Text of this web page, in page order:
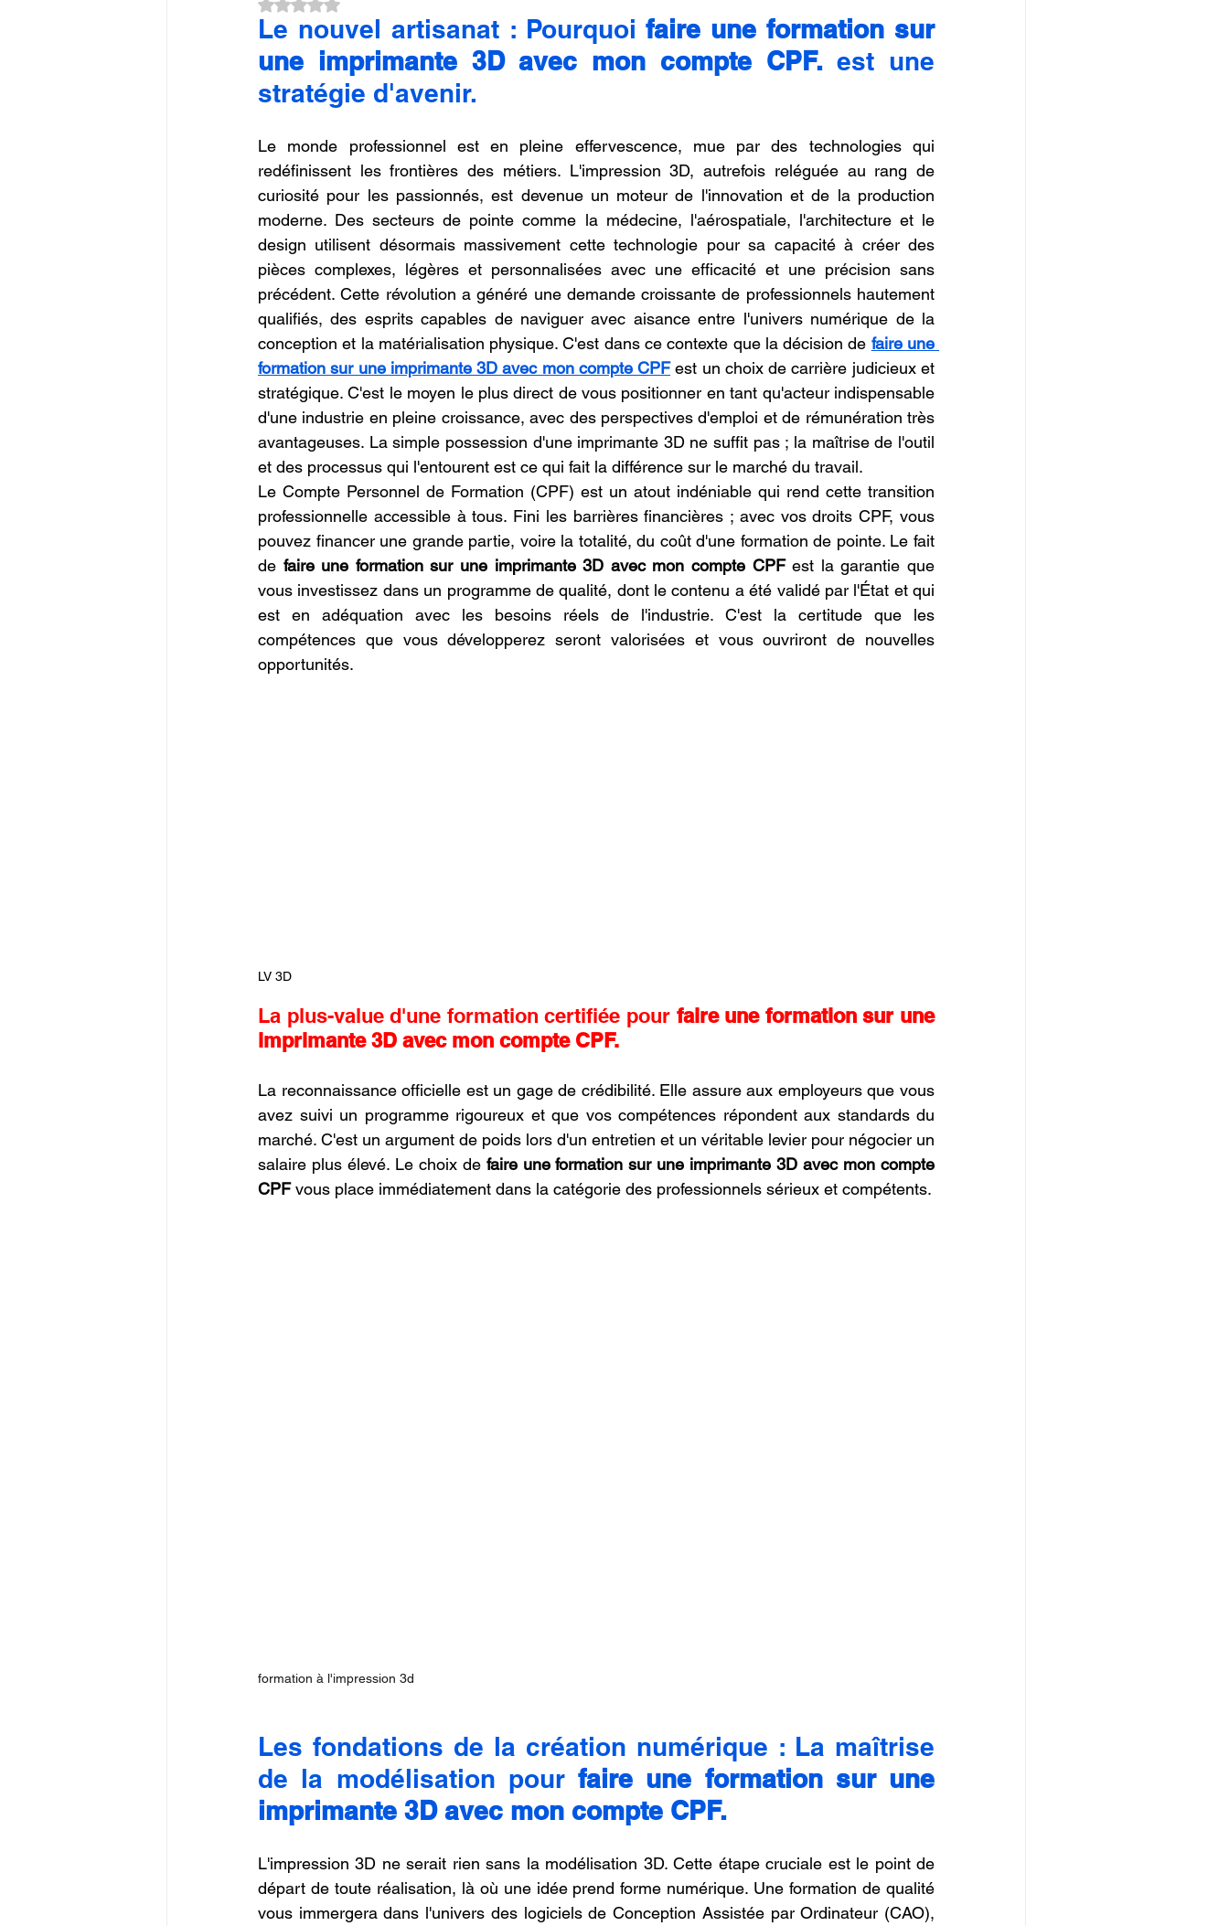
Commerce en Franchise concession LV3D Franchise LV3D Formation 3D QUALIOPI
CREALITY SPARKX i7 Color Combo
Le nouvel artisanat : Pourquoi faire une formation sur
une imprimante 3D avec mon compte CPF. est une
stratégie d'avenir.
Le monde professionnel est en pleine effervescence, mue par des technologies qui
redéfinissent les frontières des métiers. L'impression 3D, autrefois reléguée au rang de
curiosité pour les passionnés, est devenue un moteur de l'innovation et de la production
moderne. Des secteurs de pointe comme la médecine, l'aérospatiale, l'architecture et le
design utilisent désormais massivement cette technologie pour sa capacité à créer des
pièces complexes, légères et personnalisées avec une efficacité et une précision sans
précédent. Cette révolution a généré une demande croissante de professionnels hautement
qualifiés, des esprits capables de naviguer avec aisance entre l'univers numérique de la
conception et la matérialisation physique. C'est dans ce contexte que la décision de faire une
formation sur une imprimante 3D avec mon compte CPF est un choix de carrière judicieux et
stratégique. C'est le moyen le plus direct de vous positionner en tant qu'acteur indispensable
d'une industrie en pleine croissance, avec des perspectives d'emploi et de rémunération très
avantageuses. La simple possession d'une imprimante 3D ne suffit pas ; la maîtrise de l'outil
et des processus qui l'entourent est ce qui fait la différence sur le marché du travail.
Le Compte Personnel de Formation (CPF) est un atout indéniable qui rend cette transition
professionnelle accessible à tous. Fini les barrières financières ; avec vos droits CPF, vous
pouvez financer une grande partie, voire la totalité, du coût d'une formation de pointe. Le fait
de faire une formation sur une imprimante 3D avec mon compte CPF est la garantie que
vous investissez dans un programme de qualité, dont le contenu a été validé par l'État et qui
est en adéquation avec les besoins réels de l'industrie. C'est la certitude que les
compétences que vous développerez seront valorisées et vous ouvriront de nouvelles
opportunités.
LV 3D
La plus-value d'une formation certifiée pour faire une formation sur une
imprimante 3D avec mon compte CPF.
La reconnaissance officielle est un gage de crédibilité. Elle assure aux employeurs que vous
avez suivi un programme rigoureux et que vos compétences répondent aux standards du
marché. C'est un argument de poids lors d'un entretien et un véritable levier pour négocier un
salaire plus élevé. Le choix de faire une formation sur une imprimante 3D avec mon compte
CPF vous place immédiatement dans la catégorie des professionnels sérieux et compétents.
formation à l'impression 3d
Les fondations de la création numérique : La maîtrise
de la modélisation pour faire une formation sur une
imprimante 3D avec mon compte CPF.
L'impression 3D ne serait rien sans la modélisation 3D. Cette étape cruciale est le point de
départ de toute réalisation, là où une idée prend forme numérique. Une formation de qualité
vous immergera dans l'univers des logiciels de Conception Assistée par Ordinateur (CAO),